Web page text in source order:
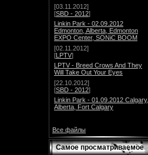
[03.11.2012]
[SBD - 2012]
Linkin Park - 02.09.2012
Edmonton, Alberta, Edmonton
EXPO Center, SONiC BOOM
[02.11.2012]
[LPTV]
LPTV - Breed Crows And They
Will Take Out Your Eyes
[22.10.2012]
[SBD - 2012]
Linkin Park - 01.09.2012 Calgary,
Alberta, Fort Calgary
Все файлы
Самое просматриваемое